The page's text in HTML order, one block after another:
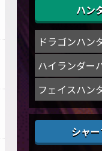
ハン
ドラゴンハン
ハイランダー
フェイスハン
シャ